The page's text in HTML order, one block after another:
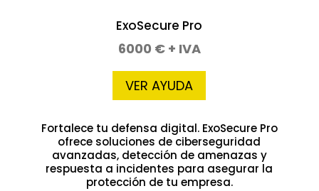
ExoSecure Pro
6000 € + IVA
VER AYUDA
Fortalece tu defensa digital. ExoSecure Pro
ofrece soluciones de ciberseguridad
avanzadas, detección de amenazas y
respuesta a incidentes para asegurar la
protección de tu empresa.